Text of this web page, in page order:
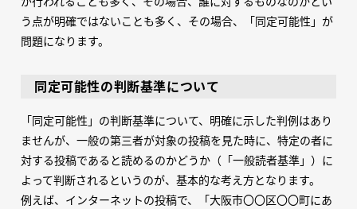
う点が明確ではないことも多く、その場合、「同定可能性」が
問題になります。
同定可能性の判断基準について
「同定可能性」の判断基準について、明確に示した判例はあり
ませんが、一般の第三者が対象の投稿を見た時に、特定の者に
対する投稿であると読めるのかどうか（「一般読者基準」）に
よって判断されるというのが、基本的な考え方となります。
例えば、インターネットの投稿で、「大阪市〇〇区〇〇町にあ